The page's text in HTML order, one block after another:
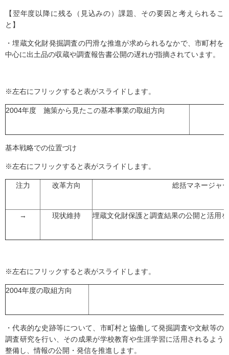
【翌年度以降に残る（見込みの）課題、その要因と考えられるこ
と】
・埋蔵文化財発掘調査の円滑な推進が求められるなかで、市町村を
中心に出土品の収蔵や調査報告書公開の遅れが指摘されています。
※左右にフリックすると表がスライドします。
2004年度 施策から見たこの基本事業の取組方向
基本戦略での位置づけ
※左右にフリックすると表がスライドします。
注力 改革方向 総括マネージャ
→ 現状維持 埋蔵文化財保護と調査結果の公開と活用
※左右にフリックすると表がスライドします。
2004年度の取組方向
・代表的な史跡等について、市町村と協働して発掘調査や文献等の
調査研究を行い、その成果が学校教育や生涯学習に活用されるよう
整備し、情報の公開・発信を推進します。